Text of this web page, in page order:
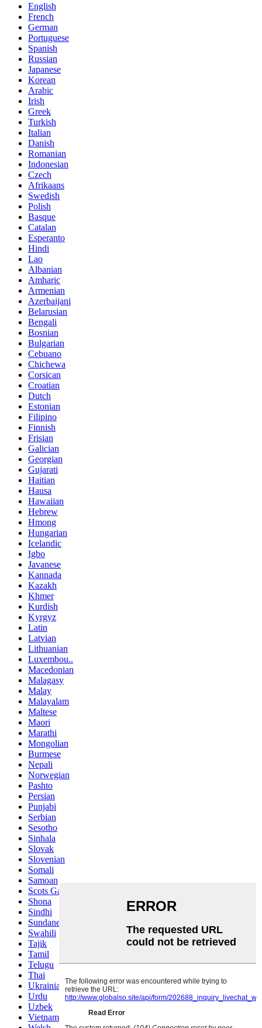
English
French
German
Portuguese
Spanish
Russian
Japanese
Korean
Arabic
Irish
Greek
Turkish
Italian
Danish
Romanian
Indonesian
Czech
Afrikaans
Swedish
Polish
Basque
Catalan
Esperanto
Hindi
Lao
Albanian
Amharic
Armenian
Azerbaijani
Belarusian
Bengali
Bosnian
Bulgarian
Cebuano
Chichewa
Corsican
Croatian
Dutch
Estonian
Filipino
Finnish
Frisian
Galician
Georgian
Gujarati
Haitian
Hausa
Hawaiian
Hebrew
Hmong
Hungarian
Icelandic
Igbo
Javanese
Kannada
Kazakh
Khmer
Kurdish
Kyrgyz
Latin
Latvian
Lithuanian
Luxembou..
Macedonian
Malagasy
Malay
Malayalam
Maltese
Maori
Marathi
Mongolian
Burmese
Nepali
Norwegian
Pashto
Persian
Punjabi
Serbian
Sesotho
Sinhala
Slovak
Slovenian
Somali
Samoan
Scots Gaelic
Shona
Sindhi
Sundanese
Swahili
Tajik
Tamil
Telugu
Thai
Ukrainian
Urdu
Uzbek
Vietnamese